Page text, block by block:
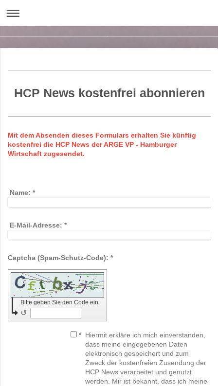
HCP News kostenfrei abonnieren
Mit dem Absenden dieses Formulars erhalten Sie künftig
kostenfrei die HCP News der ARGE VP - Hamburger
Wirtschaft zugesendet.
Name: *
E-Mail-Adresse: *
Captcha (Spam-Schutz-Code): *
Bitte geben Sie den Code ein
↺
* Hiermit erkläre ich mich einverstanden,
dass meine eingegebenen Daten
elektronisch gespeichert und zum
Zweck der kostenfreien Zusendung der
HCP News verarbeitet und genutzt
werden. Mir ist bekannt, dass ich meine